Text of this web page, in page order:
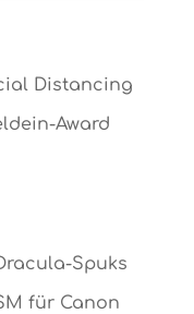
Distancing
Award
Spuks
für Canon